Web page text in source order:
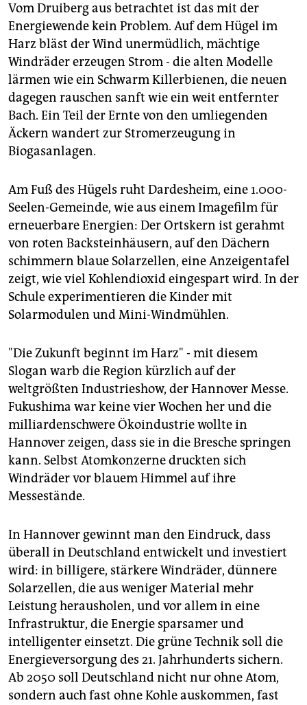
unterstützen
abo
genossenschaft
epaper login
Vom Druiberg aus betrachtet ist das mit der
Energiewende kein Problem. Auf dem Hügel im
Harz bläst der Wind unermüdlich, mächtige
Windräder erzeugen Strom - die alten Modelle
lärmen wie ein Schwarm Killerbienen, die neuen
dagegen rauschen sanft wie ein weit entfernter
Bach. Ein Teil der Ernte von den umliegenden
Äckern wandert zur Stromerzeugung in
Biogasanlagen.
Am Fuß des Hügels ruht Dardesheim, eine 1.000-
Seelen-Gemeinde, wie aus einem Imagefilm für
erneuerbare Energien: Der Ortskern ist gerahmt
von roten Backsteinhäusern, auf den Dächern
schimmern blaue Solarzellen, eine Anzeigentafel
zeigt, wie viel Kohlendioxid eingespart wird. In der
Schule experimentieren die Kinder mit
Solarmodulen und Mini-Windmühlen.
"Die Zukunft beginnt im Harz" - mit diesem
Slogan warb die Region kürzlich auf der
weltgrößten Industrieshow, der Hannover Messe.
Fukushima war keine vier Wochen her und die
milliardenschwere Ökoindustrie wollte in
Hannover zeigen, dass sie in die Bresche springen
kann. Selbst Atomkonzerne druckten sich
Windräder vor blauem Himmel auf ihre
Messestände.
In Hannover gewinnt man den Eindruck, dass
überall in Deutschland entwickelt und investiert
wird: in billigere, stärkere Windräder, dünnere
Solarzellen, die aus weniger Material mehr
Leistung herausholen, und vor allem in eine
Infrastruktur, die Energie sparsamer und
intelligenter einsetzt. Die grüne Technik soll die
Energieversorgung des 21. Jahrhunderts sichern.
Ab 2050 soll Deutschland nicht nur ohne Atom,
sondern auch fast ohne Kohle auskommen, fast